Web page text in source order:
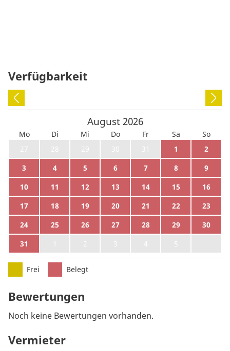
Verfügbarkeit
August 2026
Mo Di Mi Do Fr Sa
So
27
28 29 30 31 1
2
3
4 5 6 7 8
9
10
11 12 13 14 15
16
17
18 19 20 21 22
23
24
25 26 27 28 29
30
31
2 3 4 5
Frei Belegt
Bewertungen
Noch keine Bewertungen vorhanden.
Vermieter